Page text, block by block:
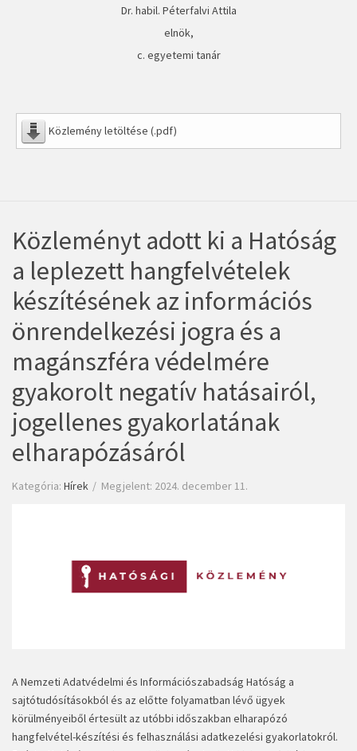
Dr. habil. Péterfalvi Attila
elnök,
c. egyetemi tanár
Közlemény letöltése (.pdf)
Közleményt adott ki a Hatóság
a leplezett hangfelvételek
készítésének az információs
önrendelkezési jogra és a
magánszféra védelmére
gyakorolt negatív hatásairól,
jogellenes gyakorlatának
elharapózásáról
Kategória: Hírek Megjelent: 2024. december 11.
A Nemzeti Adatvédelmi és Információszabadság Hatóság a
sajtótudósításokból és az előtte folyamatban lévő ügyek
körülményeiből értesült az utóbbi időszakban elharapózó
hangfelvétel-készítési és felhasználási adatkezelési gyakorlatokról.